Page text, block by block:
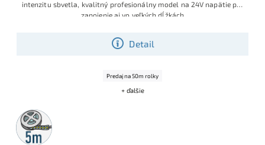
Detail
intenzitu sbvetla, kvalitný profesionálny model na 24V napätie pre
zapojenie aj vo veľkých dĺžkách
Predaj na 50m rolky
+ ďalšie
5m
rolka